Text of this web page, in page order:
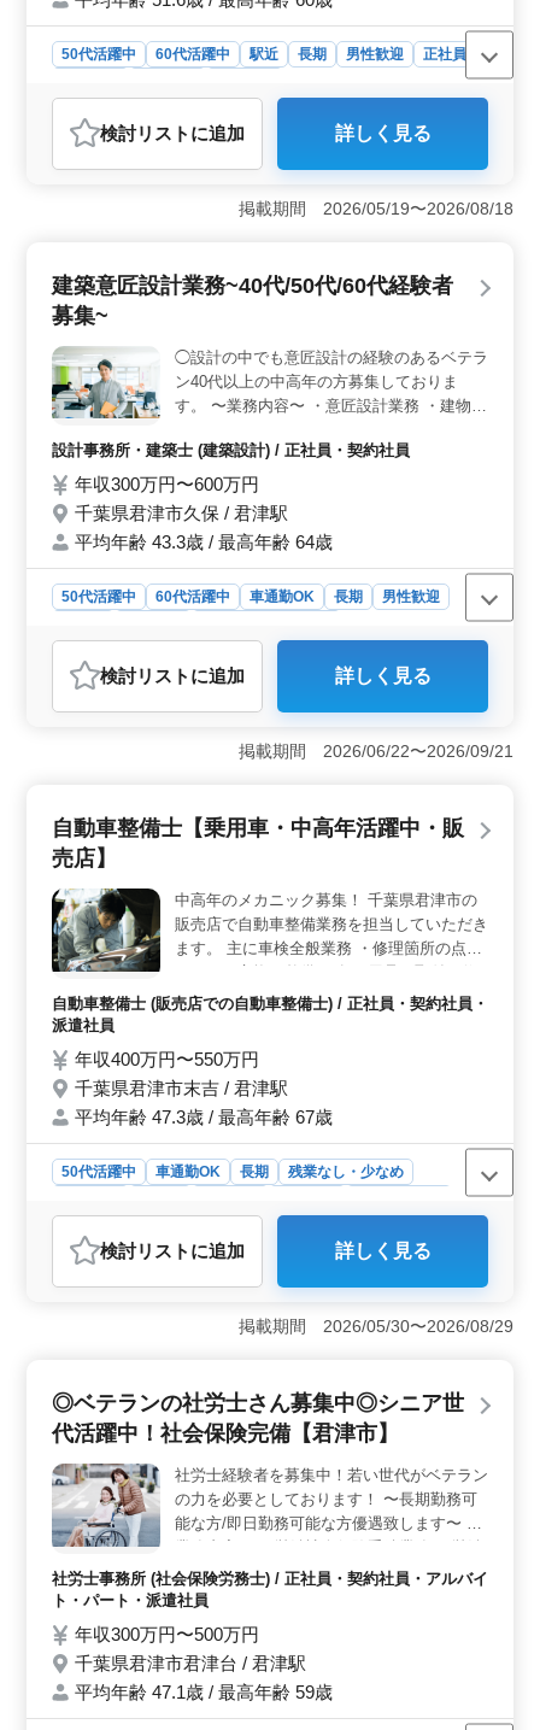
50代活躍中 60代活躍中 駅近 長期 男性歓迎
正社員
おすすめポイント
＜経験豊富な施工管理の募集＞ 東京都中央区日本橋茅
場町にある建設業にて、土木施工管理の募集がありま
ます。制御盤移設工事や水再生センターの建設など、多
数活躍しており、経験を活かして現場をリードしていた
だけます。また、普通自動車免許と建築施工管理技士2級
以上の資格を持っている方が優遇されます。 ＜充実
した待遇と福利厚生＞ 年収は450万円から700万円とな
っており、通勤手当や賞与の支給があります。福利厚生
も整っており、働きやすい環境が整っています。安心し
て働ける職場で、ご経験を活かし新しいステージを築い
てみませんか。お問い合わせお待ちしております。
検討リスト に追加 詳しく見る
掲載期間 2026/05/19〜2026/08/18
建築意匠設計業務~40代/50代/60代経験者
募集~
◯設計の中でも意匠設計の経験のあるベテラ
ン40代以上の中高年の方募集しておりま
す。 〜業務内容〜 ・意匠設計業務 ・建物種
各種打ち合わせ業務、現地調査 ・基本設
計〜実施設計業務 ・確認申請 ・各種書類作
成業務 ・設計監理業務 等 〜備考〜 ・交通
費支給あり ・社会保険完備 ◯1級建築士の
方条件面優遇致します。 ◯まずはお気軽に
ご連絡ください!
設計事務所・建築士 (建築設計) / 正社員・契約社員
年収300万円〜600万円
千葉県君津市久保 / 君津駅
平均年齢 43.3歳 / 最高年齢 64歳
50代活躍中 60代活躍中 車通勤OK 長期
男性歓迎
おすすめポイント
＜豊富な経験が活かせるチャンス＞ 40代以上の建築意
匠設計のベテラン経験者を募集しています。長年の経験
す。設計から監理まで、多彩な業務を担当し、自身のス
正社員や契約社員として、安定した雇用と福利厚生が整
っています。交通費支給や社会保険の完備など、働く
方々の安心・安全をサポートする制度が整っていま
す。 ＜キャリアアップの支援＞ 1級建築士の方は条
件面で優遇されます。また、チームで協力し合いなが
ら、新たなスキルの習得やキャリアの発展を支援しま
す。経験豊富な方々がチームを支え、成長と共に働く喜
検討リスト に追加 詳しく見る
掲載期間 2026/06/22〜2026/09/21
自動車整備士【乗用車・中高年活躍中・販
売店】
中高年のメカニック募集！ 千葉県君津市の
販売店で自動車整備業務を担当していただき
ます。 主に車検全般業務 ・修理箇所の点検
理等 ベテラン中高年、50歳以上急募企業で
自動車整備士 (販売店での自動車整備士) / 正社員・契約社員・
派遣社員
年収400万円〜550万円
千葉県君津市末吉 / 君津駅
平均年齢 47.3歳 / 最高年齢 67歳
50代活躍中 車通勤OK 長期
残業なし・少なめ
おすすめポイント
＜仕事内容＞ ベテラン向けの自動車整備求人。経験を
活かし、販売店での幅広い業務に携われます。残業少な
めで、長期勤務が可能。 ＜雇用条件＞ 正社員・契
約社員・派遣社員という雇用形態の選択肢があります。
環境で、経験豊富なメカニックとして活躍できます。
検討リスト に追加 詳しく見る
掲載期間 2026/05/30〜2026/08/29
◎ベテランの社労士さん募集中◎シニア世
代活躍中！社会保険完備【君津市】
社労士経験者を募集中！若い世代がベテラン
の力を必要としております！ 〜長期勤務可
能な方/即日勤務可能な方優遇致します〜 ＝
社会保険の適用、年度更新、算定基礎届
等） ・給与計算関連 （時間外労働計算、雇
入期間、受給資格確認 等） ・人材育成相
談、人材制度制定 ・労務トラブル対応、雇
用管理関連 ・社会保険の手続業務関連 ・就
業規則作成、助成金業務 等 ＝備考＝ ・シニ
社労士事務所 (社会保険労務士) / 正社員・契約社員・アルバイ
ト・パート・派遣社員
年収300万円〜500万円
千葉県君津市君津台 / 君津駅
平均年齢 47.1歳 / 最高年齢 59歳